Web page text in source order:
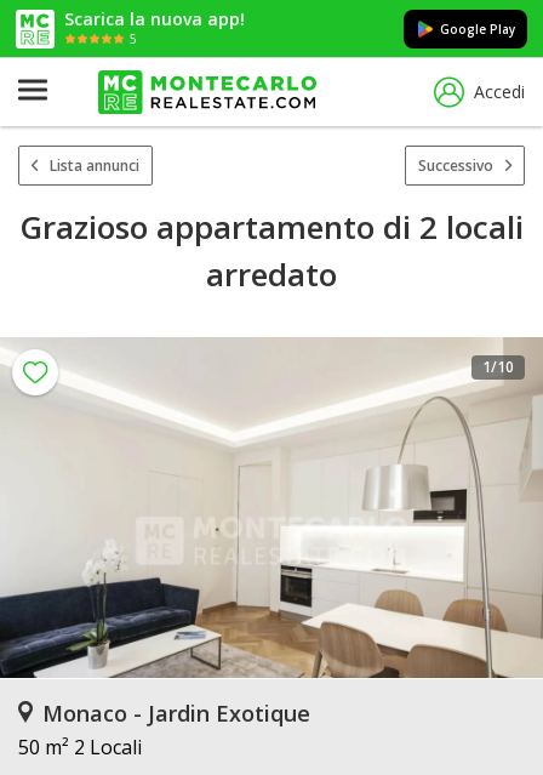
Scarica la nuova app!
5
Google Play
Accedi
Lista annunci Successivo
Grazioso appartamento di 2 locali
arredato
1/10
Monaco - Jardin Exotique
50 m² 2 Locali